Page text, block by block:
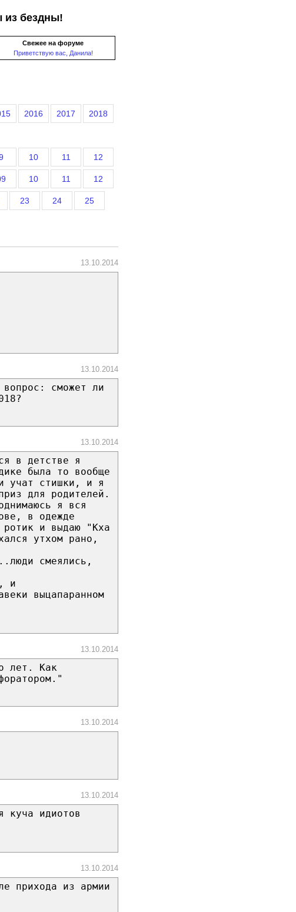
из бездны!
Свежее на форуме
Приветствую вас, Данила!
2016 2017 2018
10 11 12
10 11 12
23 24 25
13.10.2014
13.10.2014
вопрос: сможет ли
13.10.2014
в детстве я
была то вообще
учат стишки, и я
для родителей.
я вся
в одежде
ротик и выдаю "Кха
утхом рано,
смеялись,
и
выцапаранном
13.10.2014
лет. Как
13.10.2014
13.10.2014
куча идиотов
13.10.2014
прихода из армии